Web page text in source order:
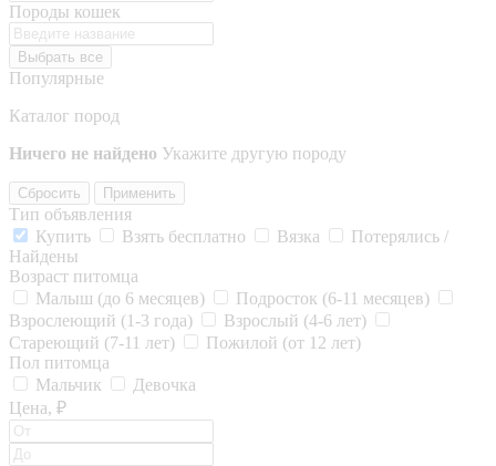
Породы кошек
Выбрать все
Популярные
Каталог пород
Ничего не найдено Укажите другую породу
Сбросить Применить
Тип объявления
Купить
Взять бесплатно Вязка
Потерялись /
Найдены
Возраст питомца
Малыш (до 6 месяцев)
Подросток (6-11 месяцев)
Взрослеющий (1-3 года)
Взрослый (4-6 лет)
Стареющий (7-11 лет)
Пожилой (от 12 лет)
Пол питомца
Мальчик
Девочка
Цена, ₽